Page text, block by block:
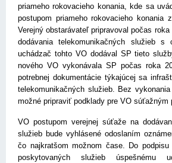
priameho rokovacieho konania, kde sa
postupom priameho rokovacieho konania
Verejný obstarávateľ pripravoval počas
dodávania telekomunikačných služieb s
uchádzač tohto VO dodával SP tieto
nového VO vykonávala SP počas roka
potrebnej dokumentácie týkajúcej sa
telekomunikačných služieb. Bez
možné pripraviť podklady pre VO súťažným
VO postupom verejnej súťaže na
služieb bude vyhlásené odoslaním
čo najkratšom možnom čase. Do
poskytovaných služieb úspešnému